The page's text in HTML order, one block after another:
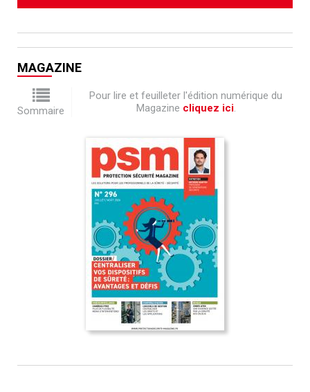
MAGAZINE
Sommaire
Pour lire et feuilleter l'édition numérique du
Magazine cliquez ici.